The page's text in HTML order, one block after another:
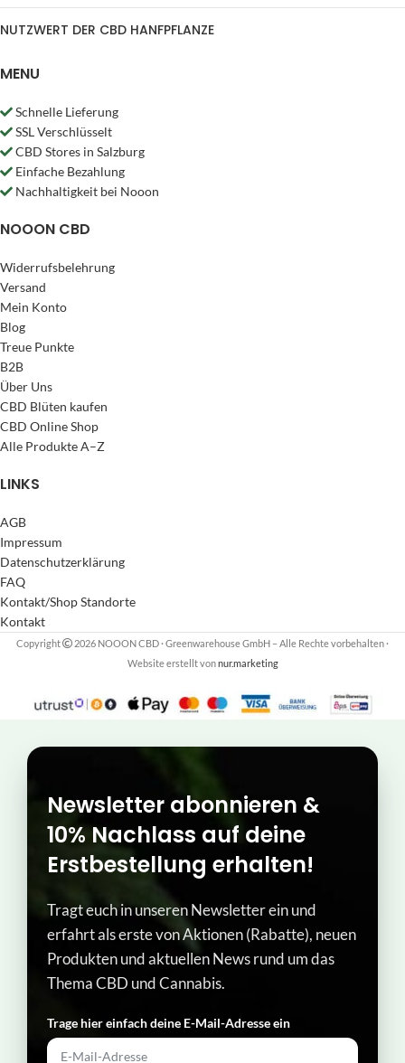
NUTZWERT DER CBD HANFPFLANZE
MENU
Schnelle Lieferung
SSL Verschlüsselt
CBD Stores in Salzburg
Einfache Bezahlung
Nachhaltigkeit bei Nooon
NOOON CBD
Widerrufsbelehrung
Versand
Mein Konto
Blog
Treue Punkte
B2B
Über Uns
CBD Blüten kaufen
CBD Online Shop
Alle Produkte A–Z
LINKS
AGB
Impressum
Datenschutzerklärung
FAQ
Kontakt/Shop Standorte
Kontakt
Copyright 2026 NOOON CBD · Greenwarehouse GmbH – Alle Rechte vorbehalten·
Website erstellt vonnur.marketing
Newsletter abonnieren &
10% Nachlass auf deine
Erstbestellung erhalten!
Tragt euch in unseren Newsletter ein und
erfahrt als erste von Aktionen (Rabatte), neuen
Produkten und aktuellen News rund um das
Thema CBD und Cannabis.
Trage hier einfach deine E-Mail-Adresse ein​